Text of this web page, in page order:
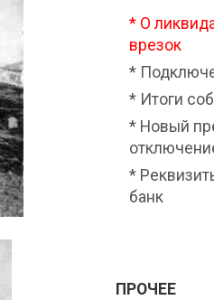
* О
врезок
*
* Итоги
* Новый
*
банк
ПРОЧЕЕ